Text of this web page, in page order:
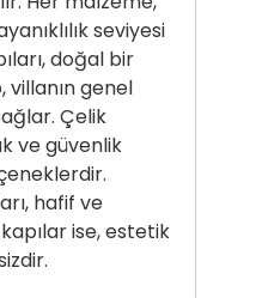
seviyesi
doğal bir
villanın genel
Çelik
ve güvenlik
hafif ve
ise, estetik